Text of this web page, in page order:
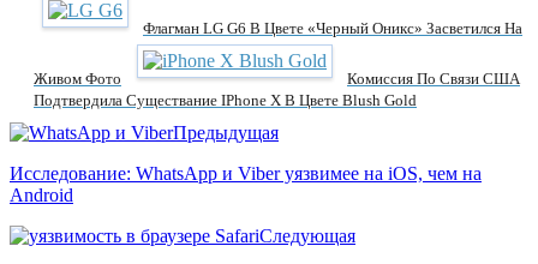
Флагман LG G6 В Цвете «черный Оникс» Засветился На
Живом Фото
Комиссия По Связи США
Подтвердила Существание IPhone X В Цвете Blush Gold
Предыдущая
Исследование: WhatsApp и Viber уязвимее на iOS, чем на
Android
Следующая